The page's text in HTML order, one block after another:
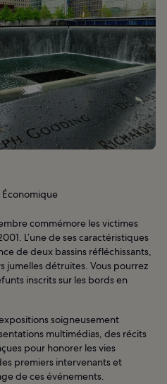
Économique
commémore les victimes
L’une de ses caractéristiques
de deux bassins réfléchissants,
jumelles détruites. Vous pourrez
inscrits sur les bords en
soigneusement
multimédias, des récits
pour honorer les vies
premiers intervenants et
de ces événements.